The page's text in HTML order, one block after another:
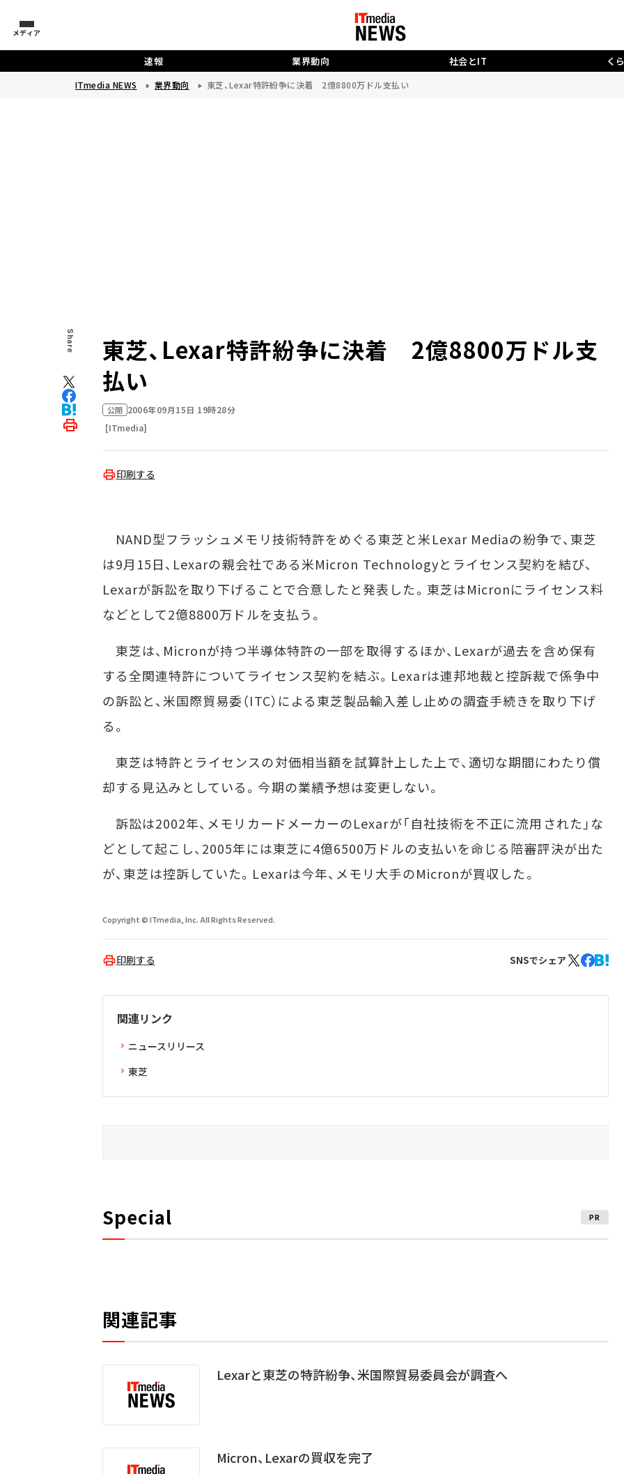
メディア
速報 業界動向 社会とIT く
ITmedia NEWS 業界動向 東芝、Lexar特許紛争に決着 2億8800万ドル支払い
Share
東芝、Lexar特許紛争に決着 2億8800万ドル支
払い
公開 2006年09月15日 19時28分
[ITmedia]
印刷する
NAND型フラッシュメモリ技術特許をめぐる東芝と米Lexar Mediaの紛争で、東芝
は9月15日、Lexarの親会社である米Micron Technologyとライセンス契約を結び、
Lexarが訴訟を取り下げることで合意したと発表した。東芝はMicronにライセンス料
などとして2億8800万ドルを支払う。
東芝は、Micronが持つ半導体特許の一部を取得するほか、Lexarが過去を含め保有
する全関連特許についてライセンス契約を結ぶ。Lexarは連邦地裁と控訴裁で係争中
の訴訟と、米国際貿易委（ITC）による東芝製品輸入差し止めの調査手続きを取り下げ
る。
東芝は特許とライセンスの対価相当額を試算計上した上で、適切な期間にわたり償
却する見込みとしている。今期の業績予想は変更しない。
訴訟は2002年、メモリカードメーカーのLexarが「自社技術を不正に流用された」な
どとして起こし、2005年には東芝に4億6500万ドルの支払いを命じる陪審評決が出た
が、東芝は控訴していた。Lexarは今年、メモリ大手のMicronが買収した。
Copyright © ITmedia, Inc. All Rights Reserved.
印刷する SNSでシェア
関連リンク
ニュースリリース
東芝
Special PR
関連記事
Lexarと東芝の特許紛争、米国際貿易委員会が調査へ
Micron、Lexarの買収を完了